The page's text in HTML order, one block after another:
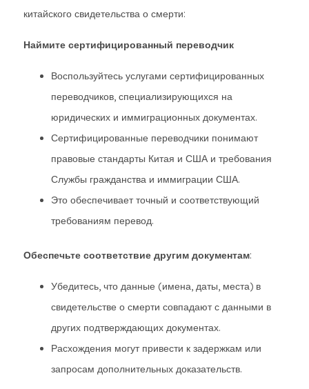
китайского свидетельства о смерти:
Наймите сертифицированный переводчик
Воспользуйтесь услугами сертифицированных
переводчиков, специализирующихся на
юридических и иммиграционных документах.
Сертифицированные переводчики понимают
правовые стандарты Китая и США и требования
Службы гражданства и иммиграции США.
Это обеспечивает точный и соответствующий
требованиям перевод.
Обеспечьте соответствие другим документам:
Убедитесь, что данные (имена, даты, места) в
свидетельстве о смерти совпадают с данными в
других подтверждающих документах.
Расхождения могут привести к задержкам или
запросам дополнительных доказательств.